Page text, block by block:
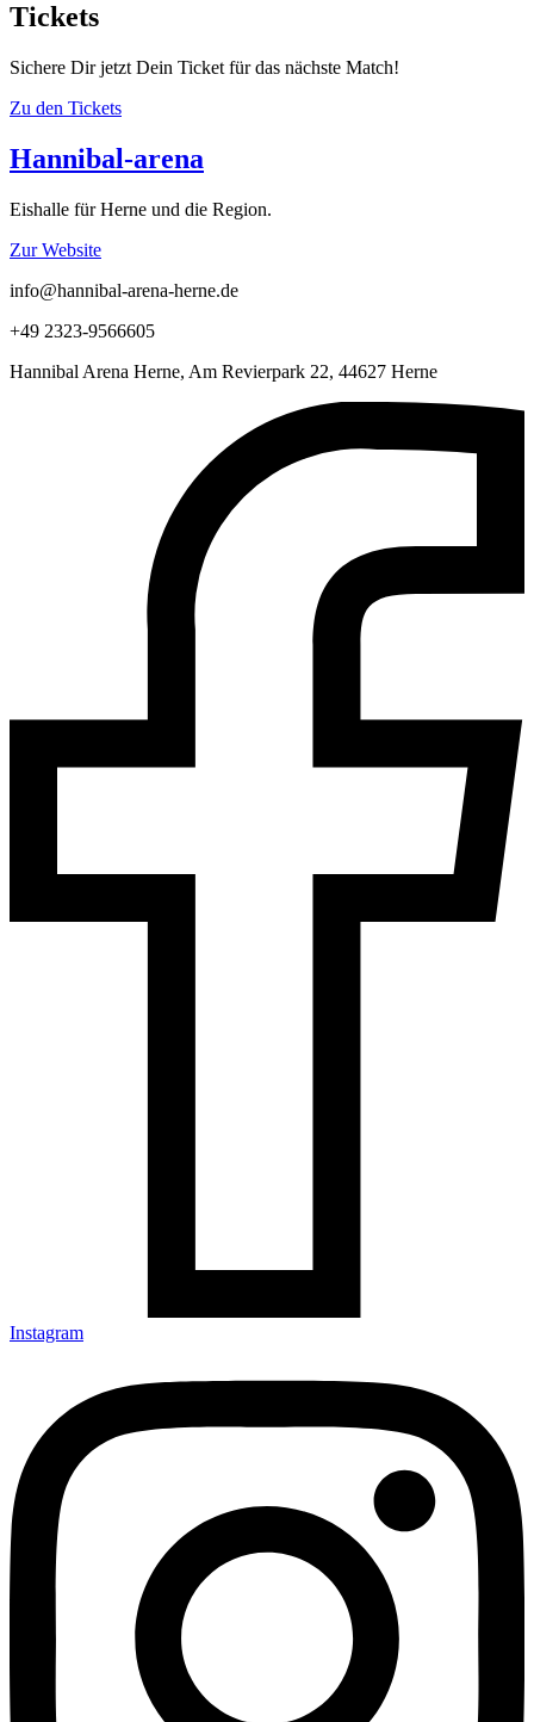
Tickets
Sichere Dir jetzt Dein Ticket für das nächste Match!
Zu den Tickets
Hannibal-arena
Eishalle für Herne und die Region.
Zur Website
info@hannibal-arena-herne.de
+49 2323-9566605
Hannibal Arena Herne, Am Revierpark 22, 44627 Herne
Instagram